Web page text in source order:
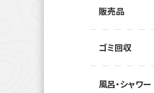
販売品
ゴミ回収
風呂・シャワー